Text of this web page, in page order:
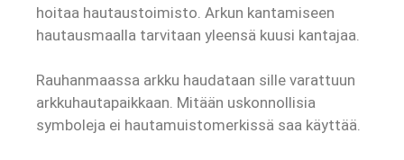
hoitaa hautaustoimisto. Arkun kantamiseen
hautausmaalla tarvitaan yleensä kuusi kantajaa.
Rauhanmaassa arkku haudataan sille varattuun
arkkuhautapaikkaan. Mitään uskonnollisia
symboleja ei hautamuistomerkissä saa käyttää.